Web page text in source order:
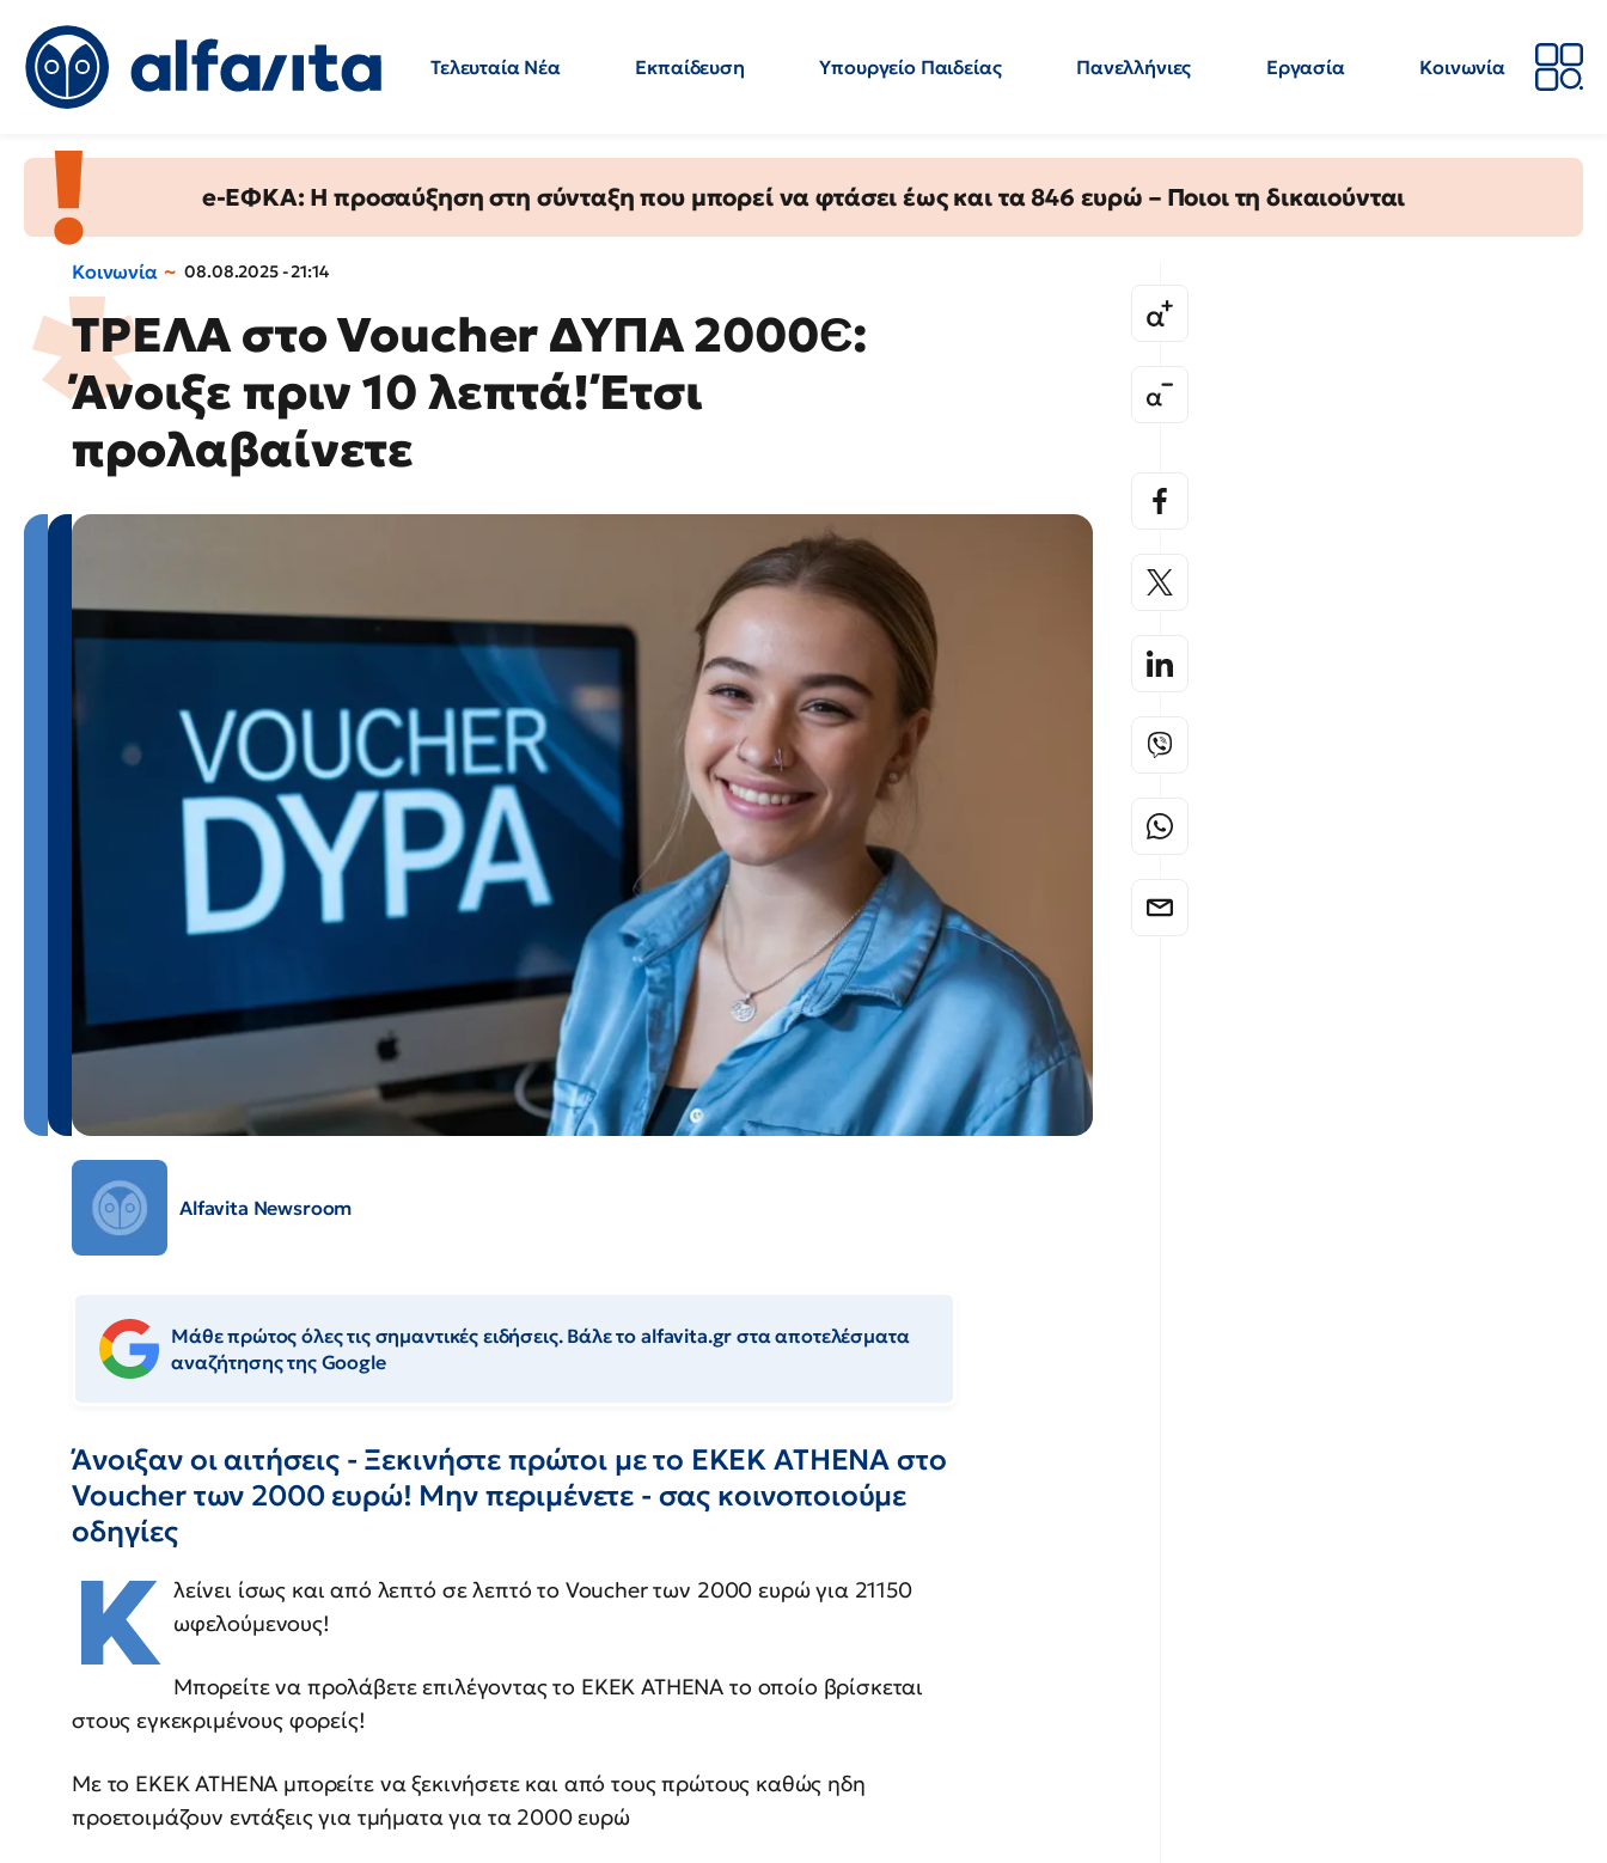
Τελευταία Νέα Εκπαίδευση Υπουργείο Παιδείας Πανελλήνιες Εργασία
Κοινωνία
e-ΕΦΚΑ: Η προσαύξηση στη σύνταξη που μπορεί να φτάσει έως και τα 846 ευρώ – Ποιοι τη δικαιούνται
Κοινωνία 08.08.2025 - 21:14
ΤΡΕΛΑ στο Voucher ΔΥΠΑ 2000Є:
Άνοιξε πριν 10 λεπτά! Έτσι
προλαβαίνετε
Alfavita Newsroom
Μάθε πρώτος όλες τις σημαντικές ειδήσεις. Βάλε το alfavita.gr στα αποτελέσματα
αναζήτησης της Google
Άνοιξαν οι αιτήσεις - Ξεκινήστε πρώτοι με το ΕΚΕΚ ΑΤΗΕΝΑ στο
Voucher των 2000 ευρώ! Μην περιμένετε - σας κοινοποιούμε
οδηγίες
Κ λείνει ίσως και από λεπτό σε λεπτό το Voucher των 2000 ευρώ για 21150
ωφελούμενους!
Μπορείτε να προλάβετε επιλέγοντας το ΕΚΕΚ ΑΤΗΕΝΑ το οποίο βρίσκεται
στους εγκεκριμένους φορείς!
Με το ΕΚΕΚ ΑΤΗΕΝΑ μπορείτε να ξεκινήσετε και από τους πρώτους καθώς ηδη
προετοιμάζουν εντάξεις για τμήματα για τα 2000 ευρώ